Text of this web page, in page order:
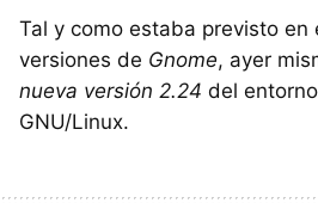
Tal y como estaba previsto en
versiones de Gnome, ayer
nueva versión 2.24 del
GNU/Linux.